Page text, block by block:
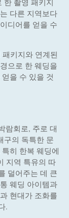
한 촬영 패키지
다른 지역보다
디어를 얻을 수
키지와 연계된
으로 한 웨딩을
을 수 있을 것
람회로, 주로 대
구의 독특한 문
히 한복 웨딩에
지역 특유의 따
덜어주는 데 큰
웨딩 아이템과
현대가 조화를
.